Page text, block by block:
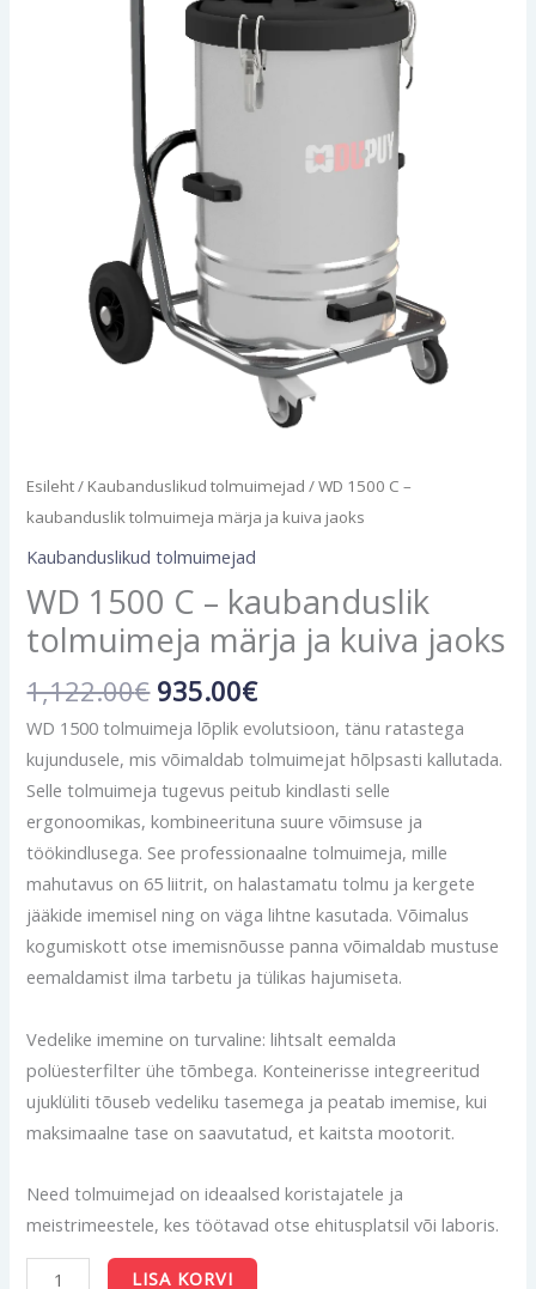
Esileht/ Kaubanduslikud tolmuimejad / WD 1500 C –
kaubanduslik tolmuimeja märja ja kuiva jaoks
Kaubanduslikud tolmuimejad
WD 1500 C – kaubanduslik
tolmuimeja märja ja kuiva jaoks
1,122.00€ 935.00€
WD 1500 tolmuimeja lõplik evolutsioon, tänu ratastega
kujundusele, mis võimaldab tolmuimejat hõlpsasti kallutada.
Selle tolmuimeja tugevus peitub kindlasti selle
ergonoomikas, kombineerituna suure võimsuse ja
töökindlusega. See professionaalne tolmuimeja, mille
mahutavus on 65 liitrit, on halastamatu tolmu ja kergete
jääkide imemisel ning on väga lihtne kasutada. Võimalus
kogumiskott otse imemisnõusse panna võimaldab mustuse
eemaldamist ilma tarbetu ja tülikas hajumiseta.
Vedelike imemine on turvaline: lihtsalt eemalda
polüesterfilter ühe tõmbega. Konteinerisse integreeritud
ujuklüliti tõuseb vedeliku tasemega ja peatab imemise, kui
maksimaalne tase on saavutatud, et kaitsta mootorit.
Need tolmuimejad on ideaalsed koristajatele ja
meistrimeestele, kes töötavad otse ehitusplatsil või laboris.
LISA KORVI